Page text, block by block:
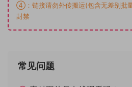
④：链接请勿外传搬运(包含无差别批
封禁
常见问题